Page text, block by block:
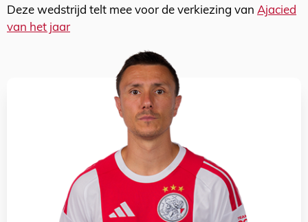
Deze wedstrijd telt mee voor de verkiezing van Ajacied
van het jaar